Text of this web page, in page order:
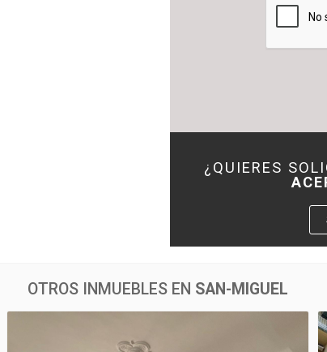
¿QUIERES
OTROS INMUEBLES EN SAN-MIGUEL